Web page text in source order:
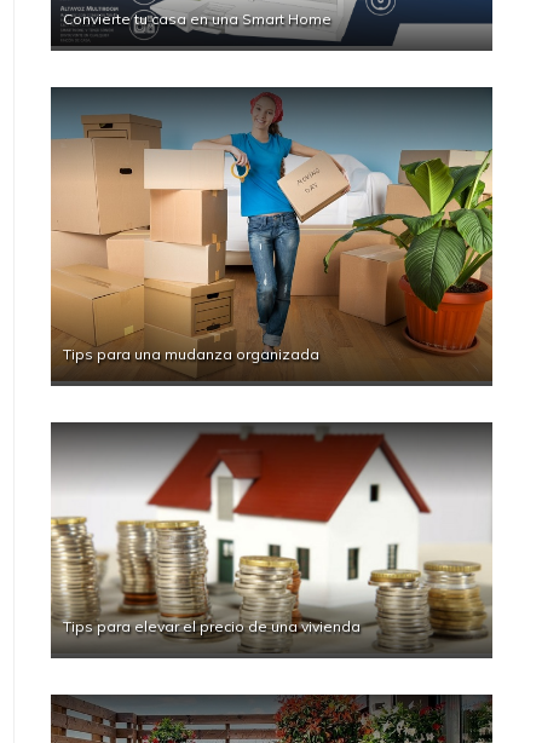
Convierte tu casa en una Smart Home
Tips para una mudanza organizada
Tips para elevar el precio de una vivienda